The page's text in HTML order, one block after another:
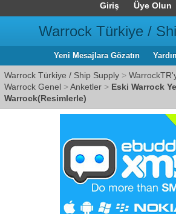
Giriş Üye Olun
Warrock Türkiye /
Yeni Mesajlara Gözatın
Warrock Türkiye / Ship Supply >
Warrock Genel >Anketler > Eski Warrock
Warrock(Resimlerle)